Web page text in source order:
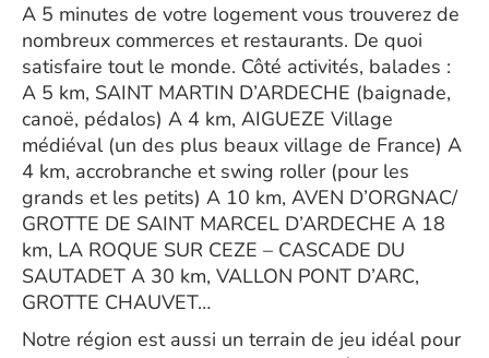
A 5 minutes de votre logement vous trouverez de
nombreux commerces et restaurants. De quoi
satisfaire tout le monde. Côté activités, balades :
A 5 km, SAINT MARTIN D’ARDECHE (baignade,
canoë, pédalos) A 4 km, AIGUEZE Village
médiéval (un des plus beaux village de France) A
4 km, accrobranche et swing roller (pour les
grands et les petits) A 10 km, AVEN D’ORGNAC/
GROTTE DE SAINT MARCEL D’ARDECHE A 18
km, LA ROQUE SUR CEZE – CASCADE DU
SAUTADET A 30 km, VALLON PONT D’ARC,
GROTTE CHAUVET…
Notre région est aussi un terrain de jeu idéal pour